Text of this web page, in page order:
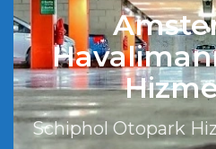
Schiphol Otopark